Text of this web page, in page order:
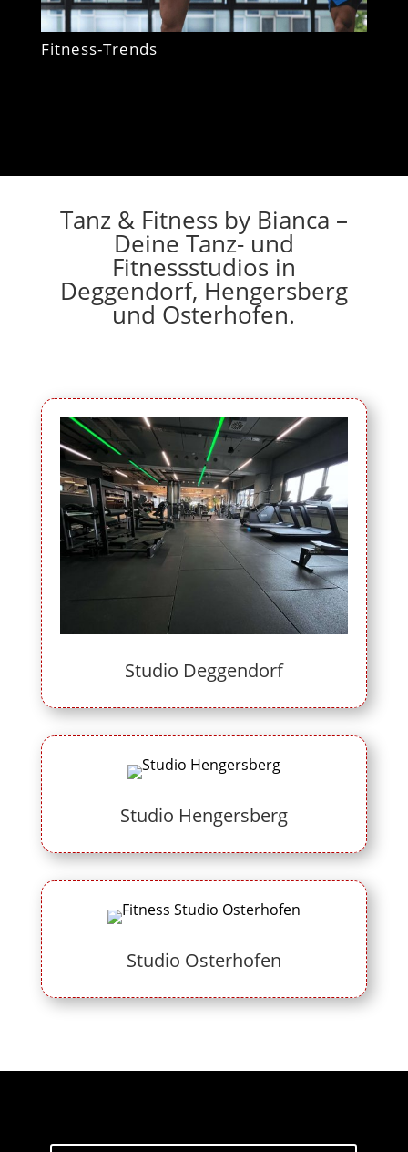
Fitness-Trends
Tanz & Fitness by Bianca –
Deine Tanz- und
Fitnessstudios in
Deggendorf, Hengersberg
und Osterhofen.
Studio Deggendorf
Studio Hengersberg
Studio Osterhofen